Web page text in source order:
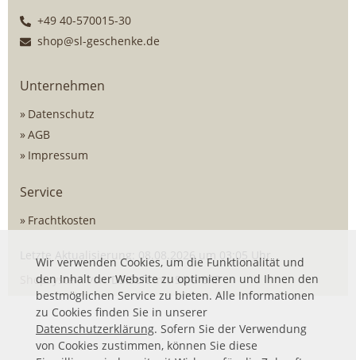
+49 40-570015-30
shop@sl-geschenke.de
Unternehmen
Datenschutz
AGB
Impressum
Service
Frachtkosten
Letzte Aktualisierung: 08.08.2026 um 03:05 Uhr
Shopsystem vonDSISoftmit SOG ERP
Wir verwenden Cookies, um die Funktionalität und
den Inhalt der Website zu optimieren und Ihnen den
bestmöglichen Service zu bieten. Alle Informationen
zu Cookies finden Sie in unserer
Datenschutzerklärung. Sofern Sie der Verwendung
von Cookies zustimmen, können Sie diese